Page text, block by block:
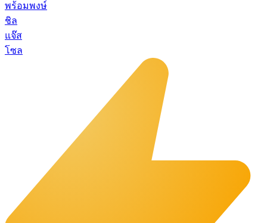
พร้อมพงษ์
ชิล
แจ๊ส
โซล